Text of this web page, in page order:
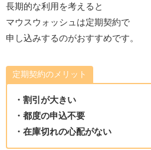
長期的な利用を考えると
マウスウォッシュは定期契約で
申し込みするのがおすすめです。
定期契約のメリット
・割引が大きい
・都度の申込不要
・在庫切れの心配がない